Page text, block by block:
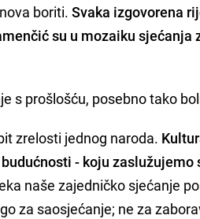
boriti.Svaka izgovorena
su u mozaiku sjećanja
s prošlošću, posebno tako
zrelosti jednog naroda.
- koju
naše zajedničko sjećanje
za saosjećanje; ne za